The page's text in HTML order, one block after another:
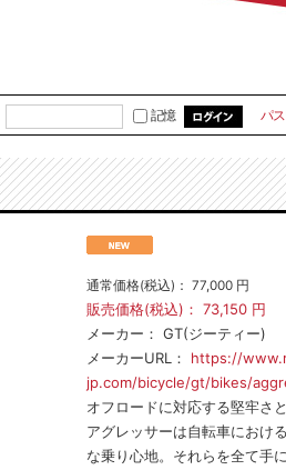
記憶 パ
通常価格(税込)： 77,000 円
販売価格(税込)： 73,150 円
メーカー： GT(ジーティー)
メーカーURL：
https://
jp.com/bicycle/gt/bikes/
オフロードに対応する堅牢さ
アグレッサーは自転車におけ
な乗り心地。それらを全て手